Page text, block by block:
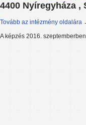
4400 Nyíregyháza ,
Tovább az intézmény oldalára
A képzés 2016.